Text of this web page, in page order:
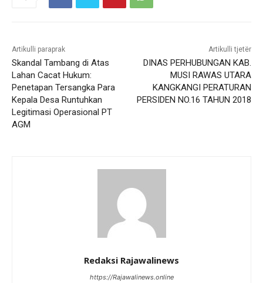
Artikulli paraprak
Skandal Tambang di Atas
Lahan Cacat Hukum:
Penetapan Tersangka Para
Kepala Desa Runtuhkan
Legitimasi Operasional PT
AGM
Artikulli tjetër
DINAS PERHUBUNGAN KAB.
MUSI RAWAS UTARA
KANGKANGI PERATURAN
PERSIDEN NO.16 TAHUN 2018
Redaksi Rajawalinews
https://Rajawalinews.online